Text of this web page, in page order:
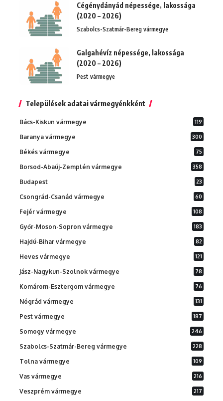
Cégénydányád népessége, lakossága
(2020 – 2026)
Szabolcs-Szatmár-Bereg vármegye
Galgahévíz népessége, lakossága
(2020 – 2026)
Pest vármegye
Települések adatai vármegyénkként
Bács-Kiskun vármegye 119
Baranya vármegye 300
Békés vármegye 75
Borsod-Abaúj-Zemplén vármegye 358
Budapest 23
Csongrád-Csanád vármegye 60
Fejér vármegye 108
Győr-Moson-Sopron vármegye 183
Hajdú-Bihar vármegye 82
Heves vármegye 121
Jász-Nagykun-Szolnok vármegye 78
Komárom-Esztergom vármegye 76
Nógrád vármegye 131
Pest vármegye 187
Somogy vármegye 246
Szabolcs-Szatmár-Bereg vármegye 228
Tolna vármegye 109
Vas vármegye 216
Veszprém vármegye 217